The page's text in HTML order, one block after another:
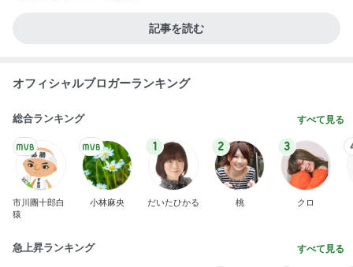
記事を読む
オフィシャルブロガーランキング
総合ランキング すべて見る
市川團十郎白
猿
小林麻央
1
だいたひかる
2
桃
3
クロ
急上昇ランキング すべて見る